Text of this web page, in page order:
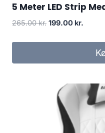
5 Meter LED Strip
265.00kr. Original
199.00 kr.